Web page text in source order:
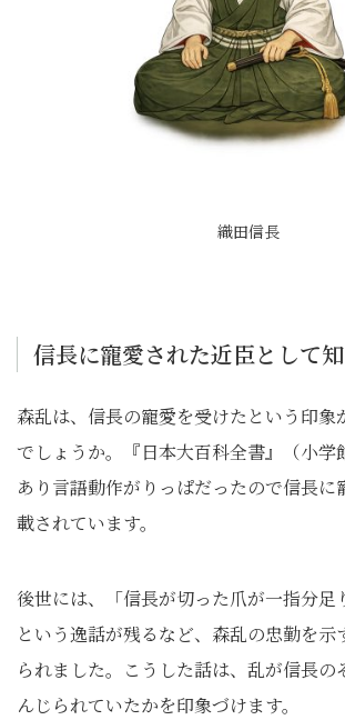
織田信長
信長に寵愛された近臣として
森乱は、信長の寵愛を受けたという印象
でしょうか。『日本大百科全書』（小学
あり言語動作がりっぱだったので信長に
載されています。
後世には、「信長が切った爪が一指分足
という逸話が残るなど、森乱の忠勤を示
られました。こうした話は、乱が信長の
んじられていたかを印象づけます。